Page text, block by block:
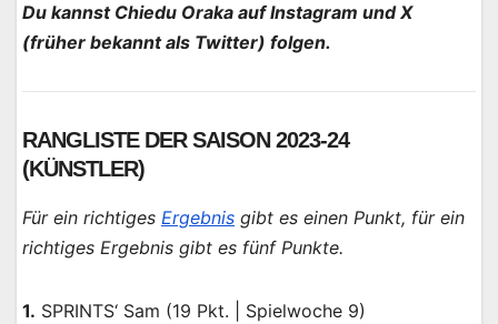
Du kannst Chiedu Oraka auf Instagram und X
(früher bekannt als Twitter) folgen.
RANGLISTE DER SAISON 2023-24
(KÜNSTLER)
Für ein richtiges Ergebnis gibt es einen Punkt, für ein
richtiges Ergebnis gibt es fünf Punkte.
1. SPRINTS‘ Sam (19 Pkt. | Spielwoche 9)